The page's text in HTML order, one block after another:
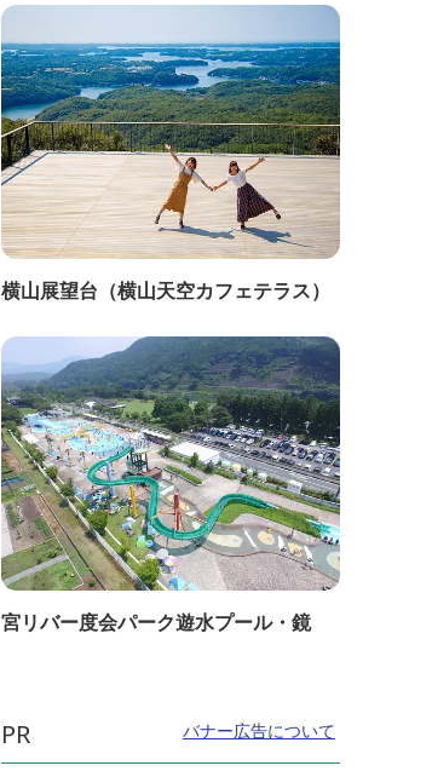
横山展望台（横山天空カフェテラス）
宮リバー度会パーク遊水プール・鏡
PR バナー広告について